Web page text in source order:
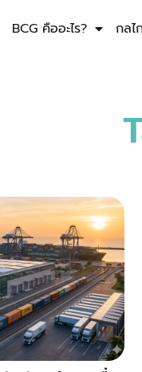
BCG คืออะไร? กล